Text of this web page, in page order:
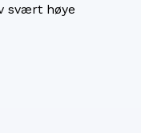
svært høye